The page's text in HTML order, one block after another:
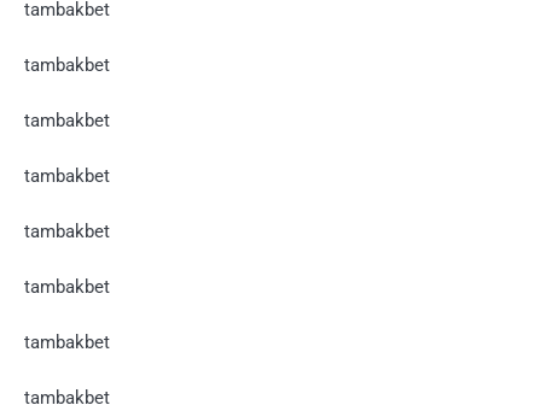
tambakbet
tambakbet
tambakbet
tambakbet
tambakbet
tambakbet
tambakbet
tambakbet